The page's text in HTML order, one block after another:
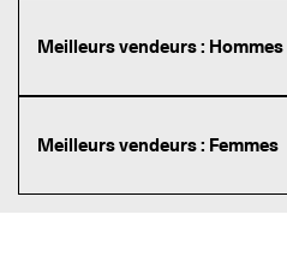
Meilleurs vendeurs : Hommes
Meilleurs vendeurs : Femmes